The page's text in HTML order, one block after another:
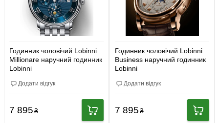
Годинник чоловічий Lobinni
Millionare наручний годинник
Lobinni
Додати відгук
7 895₴
Годинник чоловічий Lobinni
Business наручний годинник
Lobinni
Додати відгук
7 895₴